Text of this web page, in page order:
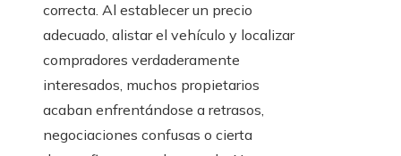
correcta. Al establecer un precio
adecuado, alistar el vehículo y localizar
compradores verdaderamente
interesados, muchos propietarios
acaban enfrentándose a retrasos,
negociaciones confusas o cierta